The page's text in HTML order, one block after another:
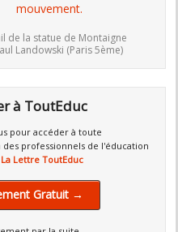
mouvement.
de la statue de Montaigne
Landowski (Paris 5ème)
à ToutEduc
pour accéder à toute
professionnels de l'éducation
La Lettre ToutEduc
Gratuit →